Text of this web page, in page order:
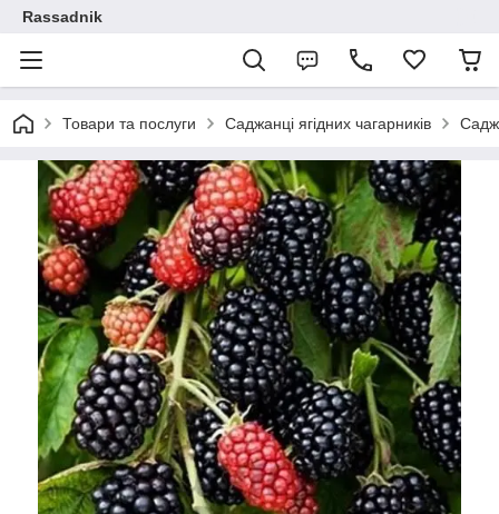
Rassadnik
Товари та послуги Саджанці ягідних чагарників